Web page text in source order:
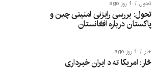
تحول 1 روز ago
تحول: بررسی رایزنی امنیتی چین و
پاکستان درباره افغانستان
څار 1 روز ago
څار: امریکا ته د ایران خبرداری